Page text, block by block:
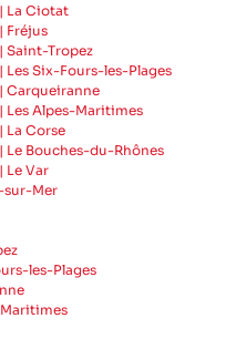
La Ciotat
Fréjus
Saint-Tropez
Six-Fours-les-Plages
Carqueiranne
Alpes-Maritimes
La Corse
Bouches-du-Rhônes
Le Var
Mer
les-Plages